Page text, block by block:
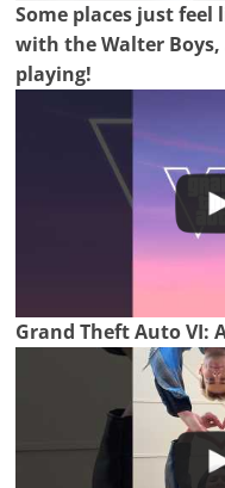
Some places just feel
with the Walter Boys,
playing!
Grand Theft Auto VI: